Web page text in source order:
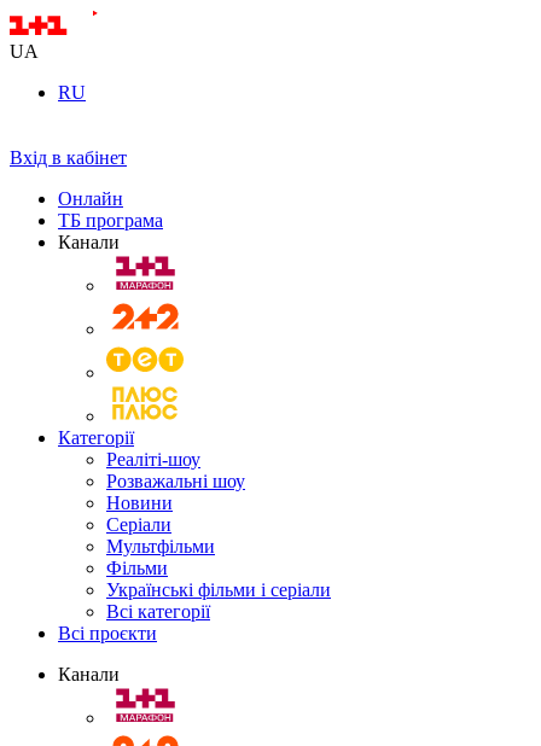
UA
RU
Вхід в кабінет
Онлайн
ТБ програма
Канали
Категорії
Реаліті-шоу
Розважальні шоу
Новини
Серіали
Мультфільми
Фільми
Українські фільми і серіали
Всі категорії
Всі проєкти
Канали